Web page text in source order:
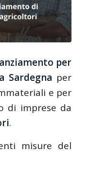
per
Sardegna per
e per
di imprese da
.
misure del